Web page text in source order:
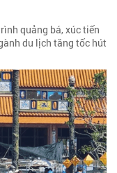
quảng bá, xúc tiến
du lịch tăng tốc hút